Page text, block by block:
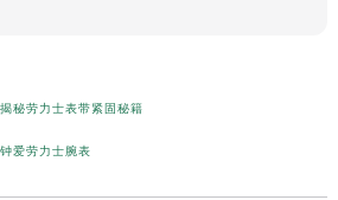
秘劳力士表带紧固秘籍
爱劳力士腕表